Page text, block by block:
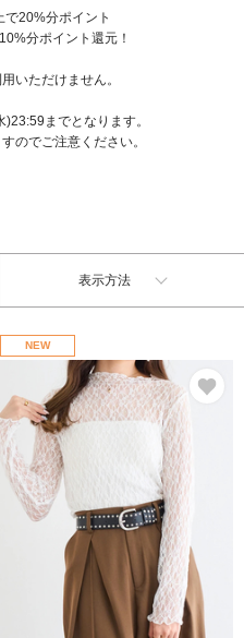
20%分ポイント
分ポイント還元！
いただけません。
までとなります。
のでご注意ください。
表示方法
NEW